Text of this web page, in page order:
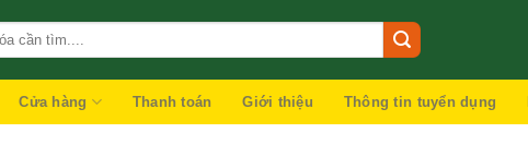
Cửa hàng Thanh toán Giới thiệu Thông tin tuyển dụng